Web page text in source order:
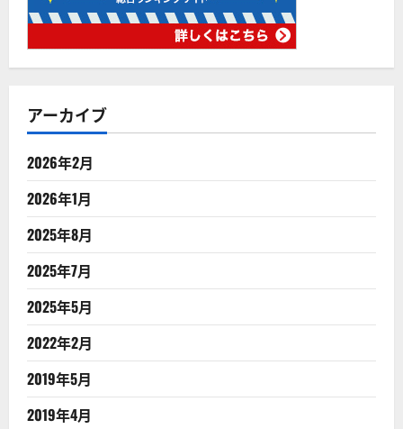
アーカイブ
2026年2月
2026年1月
2025年8月
2025年7月
2025年5月
2022年2月
2019年5月
2019年4月